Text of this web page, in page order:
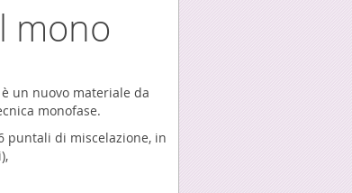
mono
un nuovo materiale da
monofase.
puntali di miscelazione, in